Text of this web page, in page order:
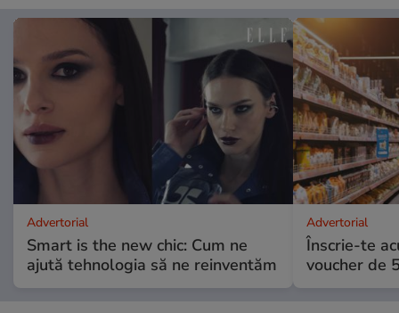
Advertorial
Smart is the new chic: Cum ne
ajută tehnologia să ne reinventăm
Advertorial
Înscrie-te
voucher de